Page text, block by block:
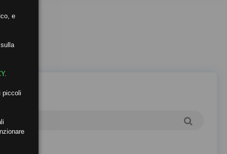
e
.
piccoli